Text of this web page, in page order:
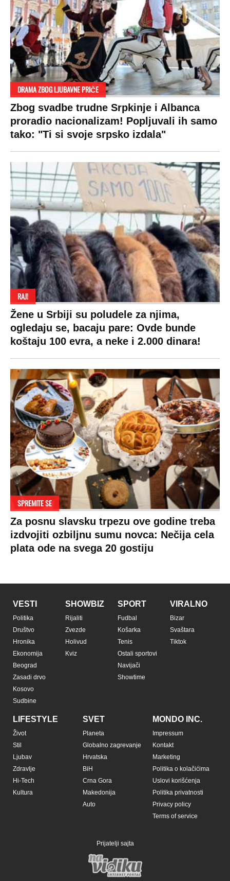
DRAMA ZBOG LJUBAVNE PRIČE
Zbog svadbe trudne Srpkinje i Albanca
proradio nacionalizam! Popljuvali ih samo
tako: "Ti si svoje srpsko izdala"
RAJ!
Žene u Srbiji su poludele za njima,
ogledaju se, bacaju pare: Ovde bunde
koštaju 100 evra, a neke i 2.000 dinara!
SPREMITE SE
Za posnu slavsku trpezu ove godine treba
izdvojiti ozbiljnu sumu novca: Nečija cela
plata ode na svega 20 gostiju
VESTI
Politika
Društvo
Hronika
Ekonomija
Beograd
Zasadi drvo
Kosovo
Sudbine
SHOWBIZ
Rijaliti
Zvezde
Holivud
Kviz
SPORT
Fudbal
Košarka
Tenis
Ostali sportovi
Navijači
Showtime
VIRALNO
Bizar
Svaštara
Tiktok
LIFESTYLE
Život
Stil
Ljubav
Zdravlje
Hi-Tech
Kultura
SVET
Planeta
Globalno zagrevanje
Hrvatska
BiH
Crna Gora
Makedonija
Auto
MONDO INC.
Impressum
Kontakt
Marketing
Politika o kolačićima
Uslovi korišćenja
Politika privatnosti
Privacy policy
Terms of service
Prijatelji sajta